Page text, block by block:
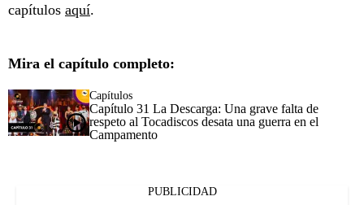
capítulos aquí.
Mira el capítulo completo:
Capítulos
Capítulo 31 La Descarga: Una grave falta de
respeto al Tocadiscos desata una guerra en el
Campamento
PUBLICIDAD